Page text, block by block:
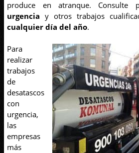
produce en atranque. Consulte
urgencia y otros trabajos
cualquier día del año.
Para
realizar
trabajos
de
desatascos
con
urgencia,
las
empresas
más